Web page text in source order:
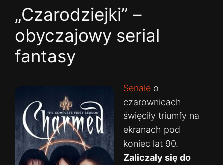
„Czarodziejki” –
obyczajowy serial
fantasy
Seriale o
czarownicach
święciły triumfy na
ekranach pod
koniec lat 90.
Zaliczały się do